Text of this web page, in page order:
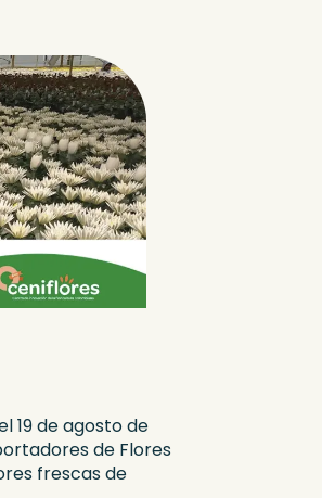
19 de agosto de
de Flores
frescas de